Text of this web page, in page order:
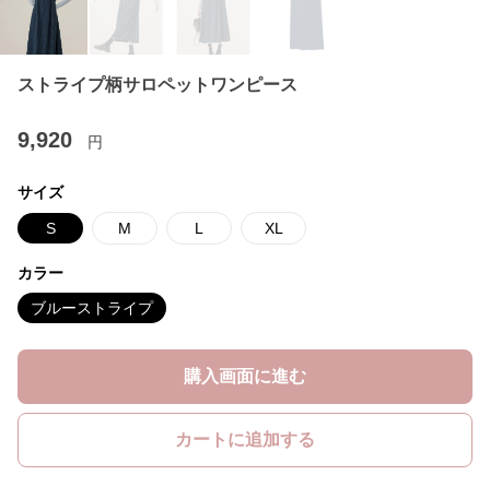
ストライプ柄サロペットワンピース
9,920 円
サイズ
S M L XL
カラー
ブルーストライプ
購入画面に進む
カートに追加する